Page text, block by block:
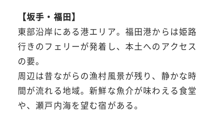
【坂手・福田】
東部沿岸にある港エリア。福田港からは姫路
行きのフェリーが発着し、本土へのアクセス
の要。
周辺は昔ながらの漁村風景が残り、静かな時
間が流れる地域。新鮮な魚介が味わえる食堂
や、瀬戸内海を望む宿がある。